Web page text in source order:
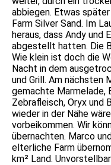
abbiegen. Etwas
Farm Silver Sand. Im
heraus, dass Andy und
abgestellt hatten. Die
Wie klein ist doch die
Nacht in dem
und Grill. Am nächsten
gemachte Marmelade,
Zebrafleisch, Oryx und
wieder in der Nähe
vorbeikommen. Wir
übernachten. Marco
elterliche Farm
km² Land.